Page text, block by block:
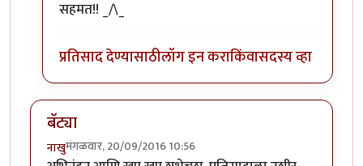
In reply to
सहमत!! _/\_
प्रतिसाद देण्यासाठीलॉग इन कराकिंवासदस्य व्हा
बॅट्या
नाखुमंगळवार, 20/09/2016 10:56